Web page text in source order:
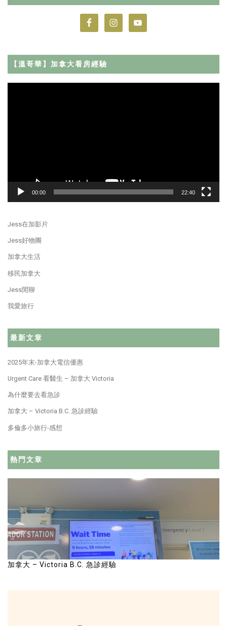
【溫哥華】加拿大看房經驗
00:00 22:40
Jess在加影片
Jess好物團
加拿大生活
移民加拿大
Jess閒聊
我愛旅行
最新文章
2025年末-加拿大電信優惠
Urgent Care 看醫生 – 加拿大 Victoria
為什麼要去看急診
加拿大 – Victoria B.C. 急診經驗
多倫多小旅行-感想
熱門文章
加拿大 – Victoria B.C. 急診經驗